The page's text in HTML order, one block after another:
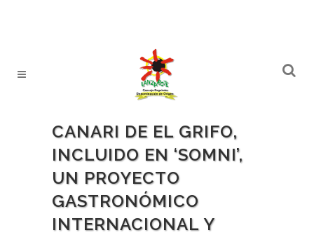
CANARI DE EL GRIFO,
INCLUIDO EN ‘SOMNI’,
UN PROYECTO
GASTRONÓMICO
INTERNACIONAL Y